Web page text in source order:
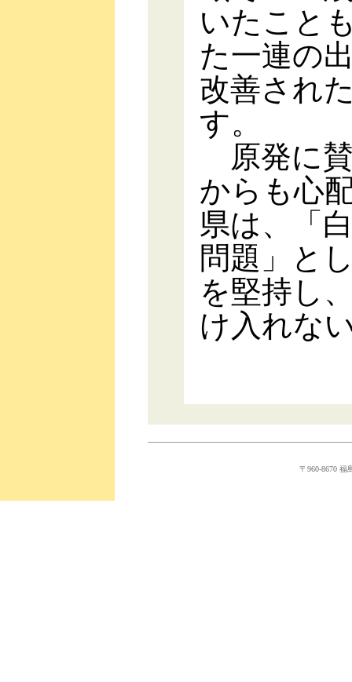
いたこと
た一連の
改善され
す。
原発に
からも心
県は、「
問題」と
を堅持し
け入れな
〒960-8670 福